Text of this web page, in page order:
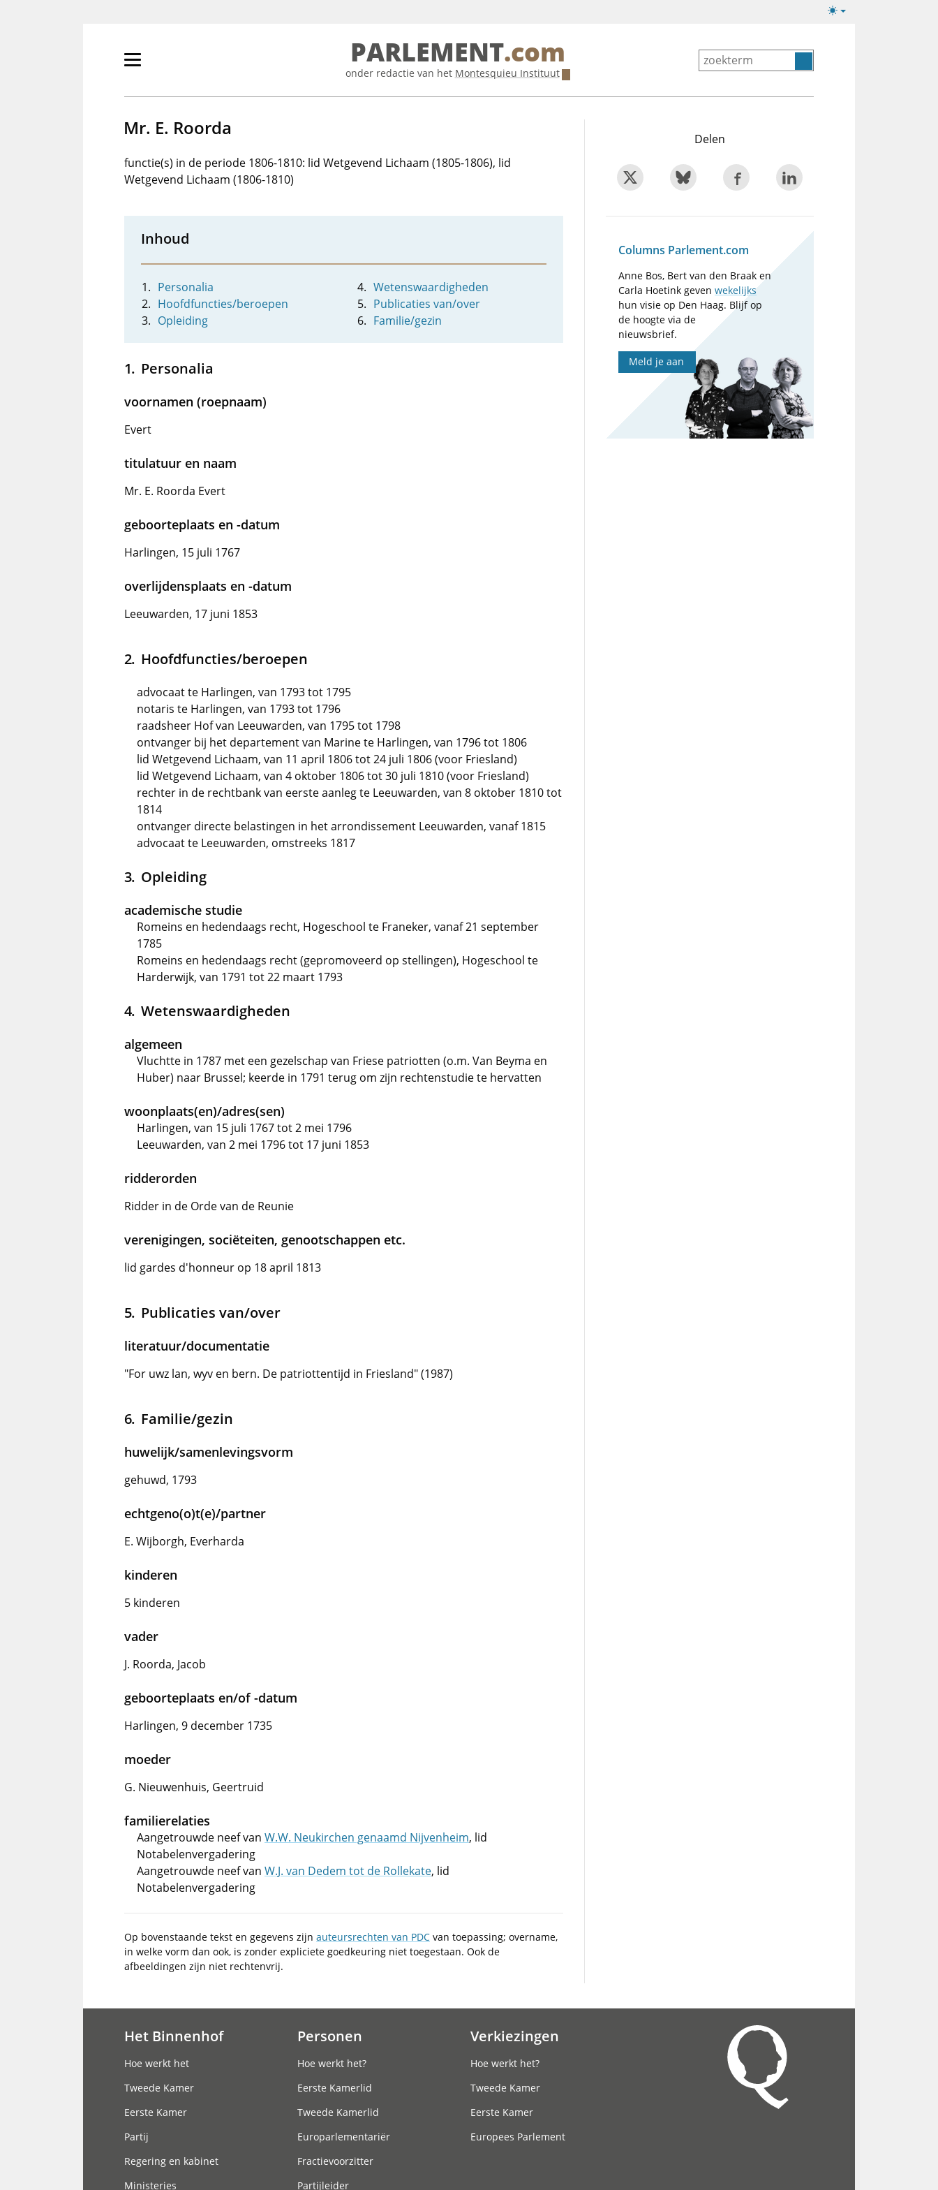
Lichte/donkere
Primair
tonen/verbergen
PARLEMENT.com
onder redactie van het Montesquieu Instituut
Mr. E. Roorda
functie(s) in de periode 1806-1810: lid Wetgevend Lichaam (1805-1806), lid
Wetgevend Lichaam (1806-1810)
Inhoud
Personalia
Hoofdfuncties/beroepen
Opleiding
Wetenswaardigheden
Publicaties van/over
Familie/gezin
Personalia
voornamen (roepnaam)
Evert
titulatuur en naam
Mr. E. Roorda Evert
geboorteplaats en -datum
Harlingen, 15 juli 1767
overlijdensplaats en -datum
Leeuwarden, 17 juni 1853
Hoofdfuncties/beroepen
advocaat te Harlingen, van 1793 tot 1795
notaris te Harlingen, van 1793 tot 1796
raadsheer Hof van Leeuwarden, van 1795 tot 1798
ontvanger bij het departement van Marine te Harlingen, van 1796 tot 1806
lid Wetgevend Lichaam, van 11 april 1806 tot 24 juli 1806 (voor Friesland)
lid Wetgevend Lichaam, van 4 oktober 1806 tot 30 juli 1810 (voor Friesland)
rechter in de rechtbank van eerste aanleg te Leeuwarden, van 8 oktober 1810 tot
1814
ontvanger directe belastingen in het arrondissement Leeuwarden, vanaf 1815
advocaat te Leeuwarden, omstreeks 1817
Opleiding
academische studie
Romeins en hedendaags recht, Hogeschool te Franeker, vanaf 21 september
1785
Romeins en hedendaags recht (gepromoveerd op stellingen), Hogeschool te
Harderwijk, van 1791 tot 22 maart 1793
Wetenswaardigheden
algemeen
Vluchtte in 1787 met een gezelschap van Friese patriotten (o.m. Van Beyma en
Huber) naar Brussel; keerde in 1791 terug om zijn rechtenstudie te hervatten
woonplaats(en)/adres(sen)
Harlingen, van 15 juli 1767 tot 2 mei 1796
Leeuwarden, van 2 mei 1796 tot 17 juni 1853
ridderorden
Ridder in de Orde van de Reunie
verenigingen, sociëteiten, genootschappen etc.
lid gardes d'honneur op 18 april 1813
Publicaties van/over
literatuur/documentatie
"For uwz lan, wyv en bern. De patriottentijd in Friesland" (1987)
Familie/gezin
huwelijk/samenlevingsvorm
gehuwd, 1793
echtgeno(o)t(e)/partner
E. Wijborgh, Everharda
kinderen
5 kinderen
vader
J. Roorda, Jacob
geboorteplaats en/of -datum
Harlingen, 9 december 1735
moeder
G. Nieuwenhuis, Geertruid
familierelaties
Aangetrouwde neef van W.W. Neukirchen genaamd Nijvenheim, lid
Notabelenvergadering
Aangetrouwde neef van W.J. van Dedem tot de Rollekate, lid
Notabelenvergadering
Op bovenstaande tekst en gegevens zijn auteursrechten van PDC van toepassing; overname,
in welke vorm dan ook, is zonder expliciete goedkeuring niet toegestaan. Ook de
afbeeldingen zijn niet rechtenvrij.
Delen
Columns Parlement.com
Anne Bos, Bert van den Braak en
Carla Hoetink gevenwekelijks
hun visie op Den Haag. Blijf op
de hoogte via de
nieuwsbrief.
Meld je aan
Het Binnenhof
Hoe werkt het
Tweede Kamer
Eerste Kamer
Partij
Regering en kabinet
Ministeries
Personen
Hoe werkt het?
Eerste Kamerlid
Tweede Kamerlid
Europarlementariër
Fractievoorzitter
Partijleider
Verkiezingen
Hoe werkt het?
Tweede Kamer
Eerste Kamer
Europees Parlement